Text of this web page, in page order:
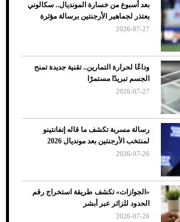
السيارة عند الوقوف.. أشهر
لون البنطلون المناسب للقميص
بعد أسبوع من خسارة المونديال.. سكالوني
يعتذر لجماهير الأرجنتين برسالة مؤثرة
2026-07-27
وداعًا لحرارة التمارين.. تقنية جديدة تمنح
الجسم تبريدًا مستمرًا
2026-07-27
رسالة مسربة تكشف ما قاله إنفانتينو
لمنتخب الأرجنتين بعد مونديال 2026
2026-07-26
«الجوازات» تكشف طريقة استخراج رقم
الحدود للزائر عبر أبشر
2026-07-26